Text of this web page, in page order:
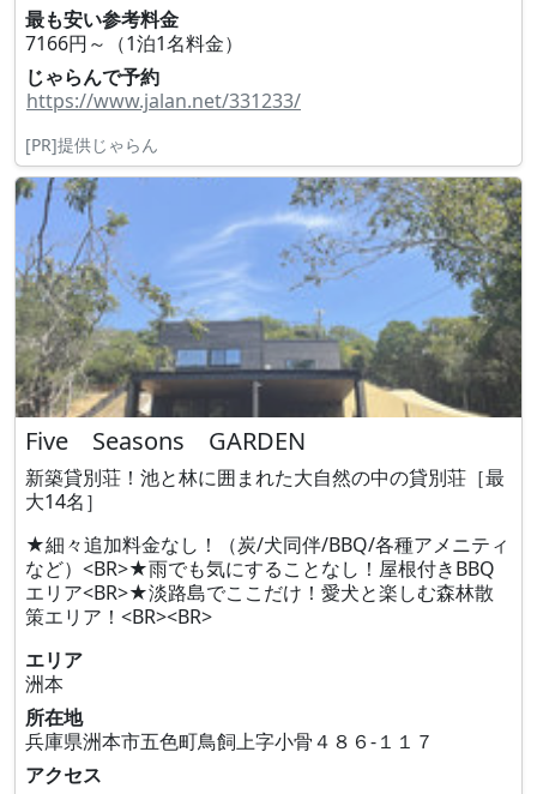
最も安い参考料金
7166円～（1泊1名料金）
じゃらんで予約
https://www.jalan.net/331233/
[PR]提供じゃらん
Five Seasons GARDEN
新築貸別荘！池と林に囲まれた大自然の中の貸別荘［最
大14名］
★細々追加料金なし！（炭/犬同伴/BBQ/各種アメニティ
など）<BR>★雨でも気にすることなし！屋根付きBBQ
エリア<BR>★淡路島でここだけ！愛犬と楽しむ森林散
策エリア！<BR><BR>
エリア
洲本
所在地
兵庫県洲本市五色町鳥飼上字小骨４８６‐１１７
アクセス